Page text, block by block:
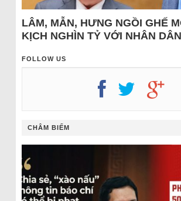
LÂM, MẪN, HƯNG NGỒI GHẾ
KỊCH NGHÌN TỶ VỚI NHÂN DÂN
FOLLOW US
CHÂM BIẾM